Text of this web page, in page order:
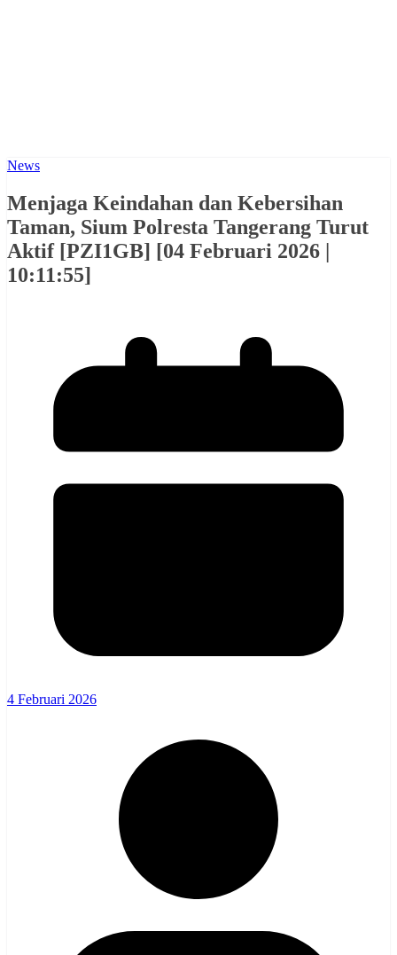
News
Menjaga Keindahan dan Kebersihan
Taman, Sium Polresta Tangerang Turut
Aktif [PZI1GB] [04 Februari 2026 |
10:11:55]
4 Februari 2026